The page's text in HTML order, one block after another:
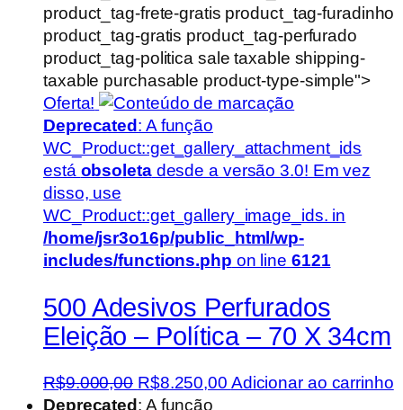
product_tag-frete-gratis product_tag-furadinho
product_tag-gratis product_tag-perfurado
product_tag-politica sale taxable shipping-
taxable purchasable product-type-simple">
Oferta!
Deprecated : A função
WC_Product::get_gallery_attachment_ids
está obsoletadesde a versão 3.0! Em vez
disso, use
WC_Product::get_gallery_image_ids. in
/home/jsr3o16p/public_html/wp-
includes/functions.php on line 6121
500 Adesivos Perfurados
Eleição – Política – 70 X 34cm
R$9.000,00 O
preço
R$8.250,00O
Adicionar ao carrinho
Deprecated : A função